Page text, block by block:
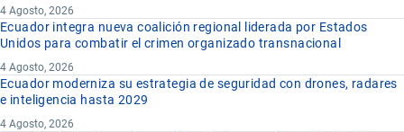
4 Agosto, 2026
Ecuador integra nueva coalición regional liderada por Estados
Unidos para combatir el crimen organizado transnacional
4 Agosto, 2026
Ecuador moderniza su estrategia de seguridad con drones, radares
e inteligencia hasta 2029
4 Agosto, 2026